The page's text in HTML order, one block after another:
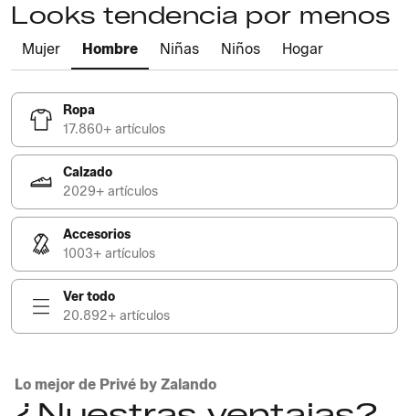
Looks tendencia por menos
Mujer Hombre Niñas Niños Hogar
Ropa
17.860+ artículos
Calzado
2029+ artículos
Accesorios
1003+ artículos
Ver todo
20.892+ artículos
Lo mejor de Privé by Zalando